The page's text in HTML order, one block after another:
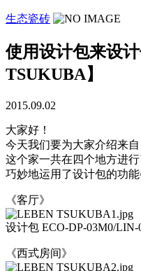
生态瓷砖
使用设计包来设
TSUKUBA】
2015.09.02
大家好！
今天我们要为大家介绍来自
这个家一共在四个地方进行
巧妙地运用了设计包的功
《客厅》
设计包 ECO-DP-03M0/LIN-
《西式房间》